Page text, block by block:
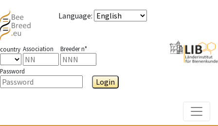
Language:
country Association Breeder n°
Password
Login